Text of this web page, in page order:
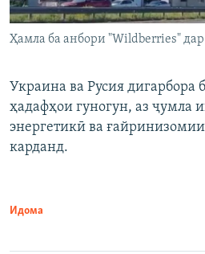
Ҳамла ба анбори "Wildberries"
Украина ва Русия дигарбора
ҳадафҳои гуногун, аз ҷумла
энергетикӣ ва
карданд.
Идома